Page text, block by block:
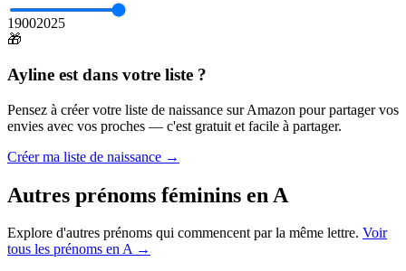
19002025
🎁
Ayline est dans votre liste ?
Pensez à créer votre liste de naissance sur Amazon pour partager vos
envies avec vos proches — c'est gratuit et facile à partager.
Créer ma liste de naissance →
Autres prénoms féminins en A
Explore d'autres prénoms qui commencent par la même lettre. Voir
tous les prénoms enA→